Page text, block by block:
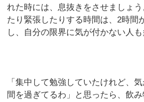
れた時には、息抜きをさせましょ
たり緊張したりする時間は、2時間
し、自分の限界に気が付かない人も
「集中して勉強していたけれど、
間を過ぎてるわ」と思ったら、飲